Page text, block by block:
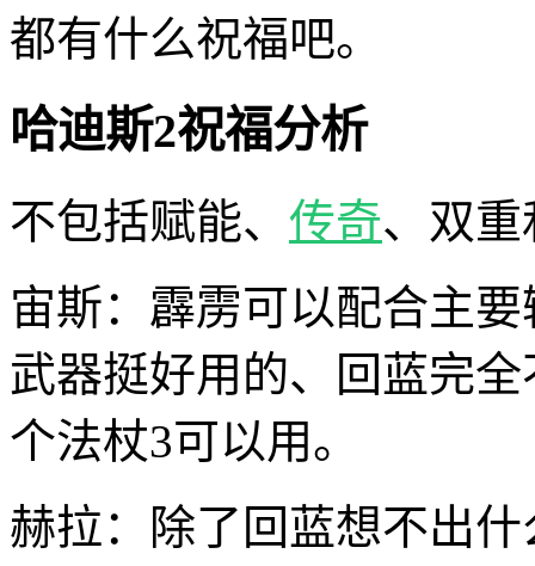
都有什么祝福吧。
哈迪斯2祝福分析
不包括赋能、 传奇、双重
宙斯：霹雳可以配合主
武器挺好用的、回蓝完
个法杖3可以用。
赫拉：除了回蓝想不出